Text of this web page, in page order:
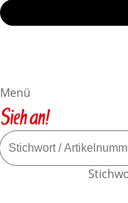
Menü